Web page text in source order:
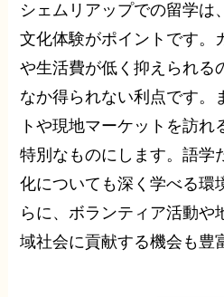
シェムリアップでの留学は
文化体験がポイントです。
や生活費が低く抑えられる
なか得られない利点です。
トや現地マーケットを訪れ
特別なものにします。語学
化についても深く学べる環
らに、ボランティア活動や
域社会に貢献する機会も豊